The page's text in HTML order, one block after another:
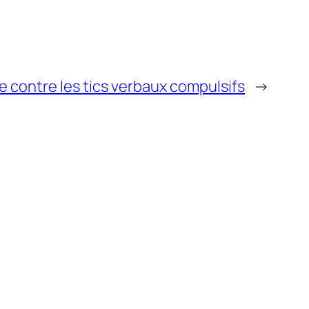
contre les tics verbaux compulsifs →